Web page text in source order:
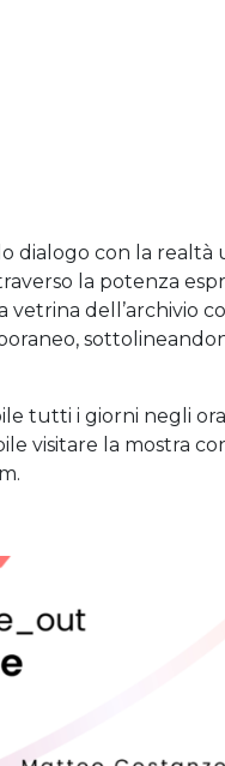
dialogo con la realtà
la potenza
vetrina dell’archivio
tutti i giorni negli
visitare la mostra
.